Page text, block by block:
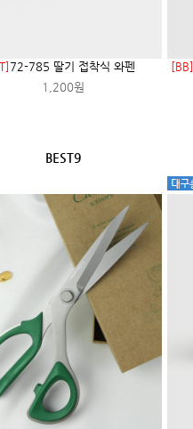
72-785 딸기 접착식 와펜
1,200원
[BB]
BEST9